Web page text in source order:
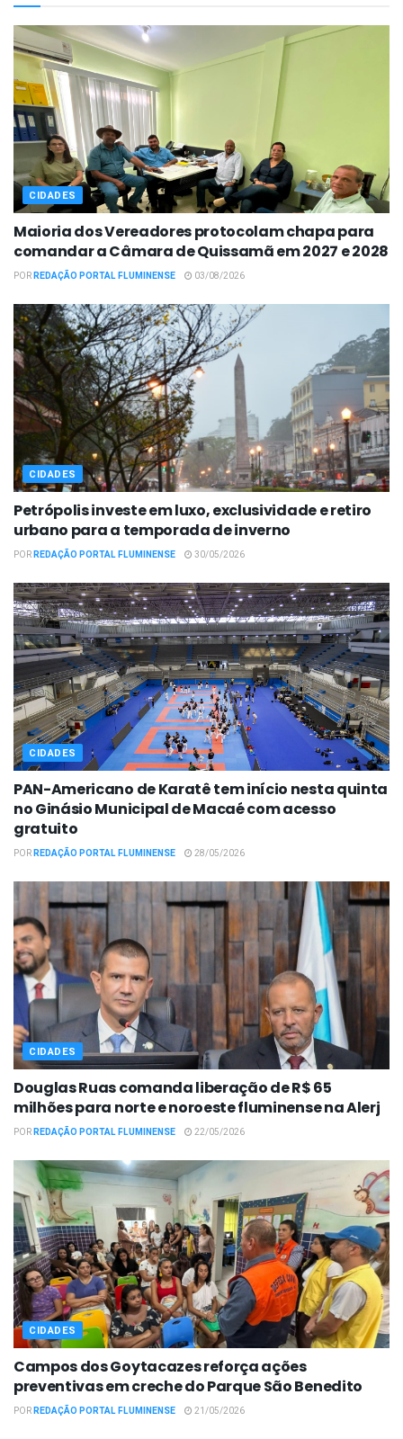
CIDADES
Maioria dos Vereadores protocolam chapa para
comandar a Câmara de Quissamã em 2027 e 2028
PORREDAÇÃO PORTAL FLUMINENSE 03/08/2026
CIDADES
Petrópolis investe em luxo, exclusividade e retiro
urbano para a temporada de inverno
PORREDAÇÃO PORTAL FLUMINENSE 30/05/2026
CIDADES
PAN-Americano de Karatê tem início nesta quinta
no Ginásio Municipal de Macaé com acesso
gratuito
PORREDAÇÃO PORTAL FLUMINENSE 28/05/2026
CIDADES
Douglas Ruas comanda liberação de R$ 65
milhões para norte e noroeste fluminense na Alerj
PORREDAÇÃO PORTAL FLUMINENSE 22/05/2026
CIDADES
Campos dos Goytacazes reforça ações
preventivas em creche do Parque São Benedito
PORREDAÇÃO PORTAL FLUMINENSE 21/05/2026